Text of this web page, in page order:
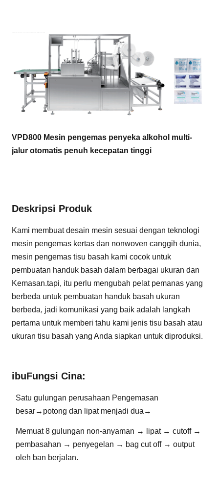
VPD800 Mesin pengemas penyeka alkohol multi-
jalur otomatis penuh kecepatan tinggi
Deskripsi Produk
Kami membuat desain mesin sesuai dengan teknologi
mesin pengemas kertas dan nonwoven canggih dunia,
mesin pengemas tisu basah kami cocok untuk
pembuatan handuk basah dalam berbagai ukuran dan
Kemasan.tapi, itu perlu mengubah pelat pemanas yang
berbeda untuk pembuatan handuk basah ukuran
berbeda, jadi komunikasi yang baik adalah langkah
pertama untuk memberi tahu kami jenis tisu basah atau
ukuran tisu basah yang Anda siapkan untuk diproduksi.
ibuFungsi Cina:
Satu gulungan perusahaan Pengemasan
besar→potong dan lipat menjadi dua→
Memuat 8 gulungan non-anyaman → lipat → cutoff →
pembasahan → penyegelan → bag cut off → output
oleh ban berjalan.